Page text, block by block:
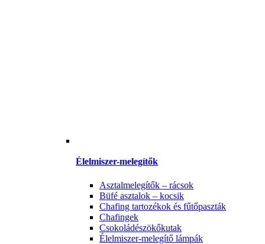
Élelmiszer-melegítők
Asztalmelegítők – rácsok
Büfé asztalok – kocsik
Chafing tartozékok és fűtőpaszták
Chafingek
Csokoládészökőkutak
Élelmiszer-melegítő lámpák